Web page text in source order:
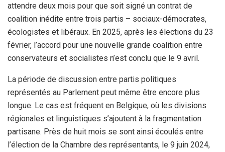
attendre deux mois pour que soit signé un contrat de
coalition inédite entre trois partis – sociaux-démocrates,
écologistes et libéraux. En 2025, après les élections du 23
février, l’accord pour une nouvelle grande coalition entre
conservateurs et socialistes n’est conclu que le 9 avril.
La période de discussion entre partis politiques
représentés au Parlement peut même être encore plus
longue. Le cas est fréquent en Belgique, où les divisions
régionales et linguistiques s’ajoutent à la fragmentation
partisane. Près de huit mois se sont ainsi écoulés entre
l’élection de la Chambre des représentants, le 9 juin 2024,